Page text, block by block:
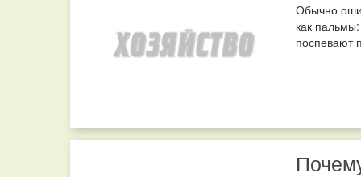
Обычно
как
поспевают